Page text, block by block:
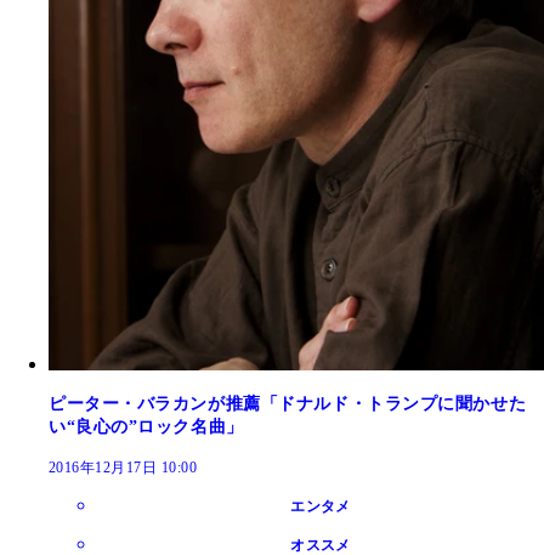
ピーター・バラカンが推薦「ドナルド・トランプに聞かせた
い“良心の”ロック名曲」
2016年12月17日 10:00
エンタメ
オススメ